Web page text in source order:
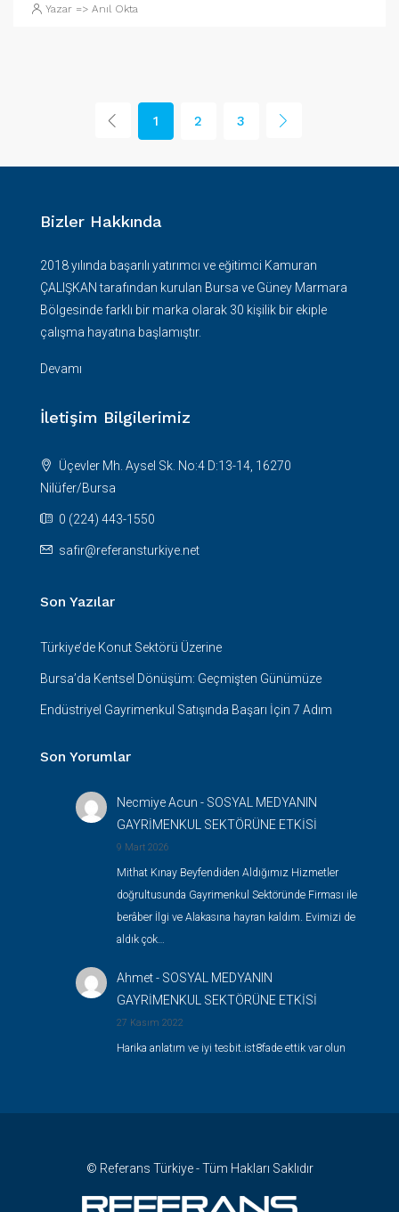
Yazar => Anıl Okta
1 2 3
Bizler Hakkında
2018 yılında başarılı yatırımcı ve eğitimci Kamuran
ÇALIŞKAN tarafından kurulan Bursa ve Güney Marmara
Bölgesinde farklı bir marka olarak 30 kişilik bir ekiple
çalışma hayatına başlamıştır.
Devamı
İletişim Bilgilerimiz
Üçevler Mh. Aysel Sk. No:4 D:13-14, 16270
Nilüfer/Bursa
0 (224) 443-1550
safir@referansturkiye.net
Son Yazılar
Türkiye’de Konut Sektörü Üzerine
Bursa’da Kentsel Dönüşüm: Geçmişten Günümüze
Endüstriyel Gayrimenkul Satışında Başarı İçin 7 Adım
Son Yorumlar
Necmiye Acun - SOSYAL MEDYANIN
GAYRİMENKUL SEKTÖRÜNE ETKİSİ
9 Mart 2026
Mithat Kınay Beyfendiden Aldığımız Hizmetler
doğrultusunda Gayrimenkul Sektöründe Firması ile
berâber İlgi ve Alakasına hayran kaldım. Evimizi de
aldık çok…
Ahmet- SOSYAL MEDYANIN
GAYRİMENKUL SEKTÖRÜNE ETKİSİ
27 Kasım 2022
Harika anlatım ve iyi tesbit.ist8fade ettik var olun
© Referans Türkiye - Tüm Hakları Saklıdır